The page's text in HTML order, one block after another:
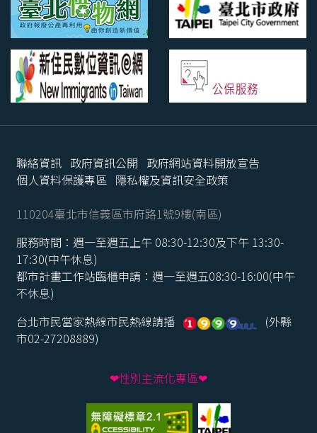
聯絡資訊 政府資訊公開 政府網站資料開放宣告
個人資料保護專區 隱私權及資訊安全政策
110204臺北市信義區市府路1號9樓(南區)
服務時間：週一至週五上午 08:30-12:30及下午 13:30-
17:30(中午休息)
都市計畫工作站臨櫃申請：週一至週五08:30-16:00(中午
不休息)
台北市民當家熱線市民熱線請播
(外縣
市02-27208889)
❤性別主流化專區❤